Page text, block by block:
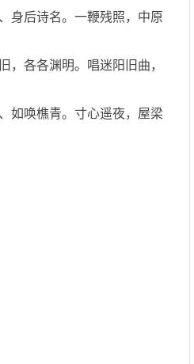
身后诗名。一鞭残照，中原
，各各渊明。唱迷阳旧曲，
如唤樵青。寸心遥夜，屋梁